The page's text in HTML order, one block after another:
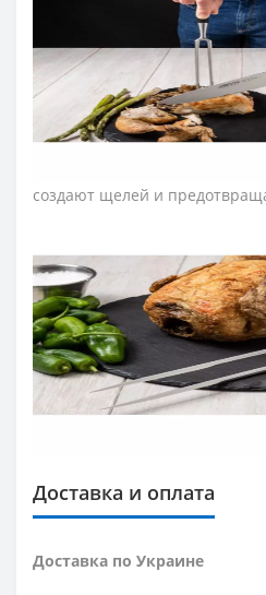
Зубцы вилки кухонной
нержавеющей стали NITRUM.
коррозии, поэтому изделие
обеспечивая экономическую
инвентаря.
Рукоятку поварской вилки
создают щелей и
микроскопических
заклепки. Рукоятка устойчива
воздействию моющих средств
С поварской вилкой Arcos
быстрее.
Доставка и оплата
Доставка по Украине